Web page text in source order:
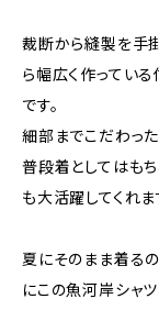
裁断から縫製を手
ら幅広く作ってい
です。
細部までこだわっ
普段着としてはも
も大活躍してくれま
夏にそのまま着る
にこの魚河岸シャ